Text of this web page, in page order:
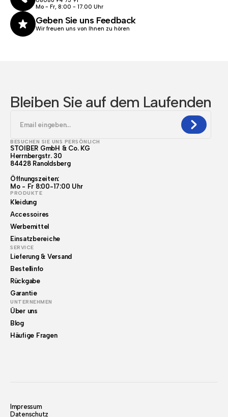
Mo - Fr, 8:00 - 17.00 Uhr
Geben Sie uns Feedback
Wir freuen uns von Ihnen zu hören
Bleiben Sie auf dem Laufenden
BESUCHEN SIE UNS PERSÖNLICH
STOIBER GmbH & Co. KG
Herrnbergstr. 30
84428 Ranoldsberg
Öffnungszeiten:
Mo - Fr 8:00-17:00 Uhr
PRODUKTE
Kleidung
Accessoires
Werbemittel
Einsatzbereiche
SERVICE
Lieferung & Versand
Bestellinfo
Rückgabe
Garantie
UNTERNEHMEN
Über uns
Blog
Häufige Fragen
Impressum
Datenschutz